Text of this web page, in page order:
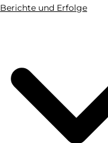
Berichte und Erfolge